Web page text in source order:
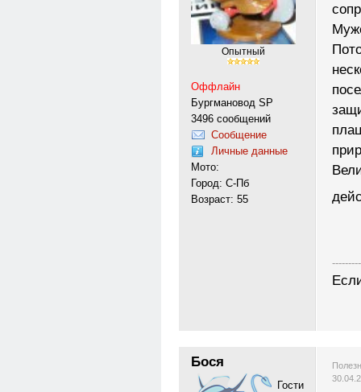
Опытный
Оффлайн
Бургмановод SP
3496 сообщений
Сообщение
Личные данные
Мото:
Город: С-Пб
Возраст: 55
Бося
Гости